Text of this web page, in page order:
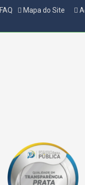
FAQ Mapa do Site